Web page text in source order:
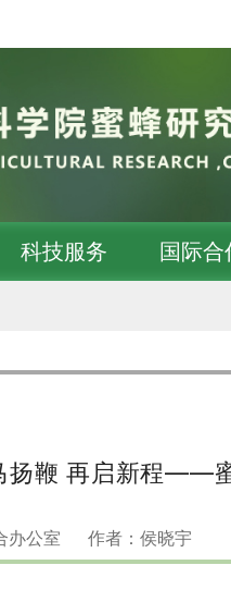
科技服务 国际合
扬鞭 再启新程——
办公室 作者：侯晓宇